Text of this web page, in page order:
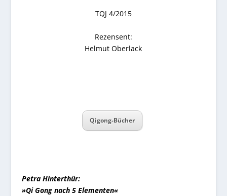
TQJ 4/2015
Rezensent:
Helmut Oberlack
Qigong-Bücher
Petra Hinterthür:
»Qi Gong nach 5 Elementen«